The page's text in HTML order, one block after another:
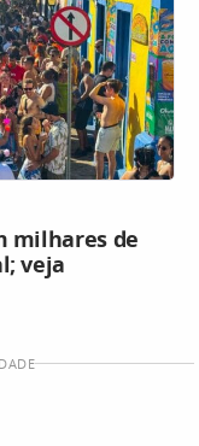
milhares de
veja